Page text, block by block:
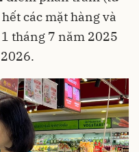
các mặt hàng và
tháng 7 năm 2025